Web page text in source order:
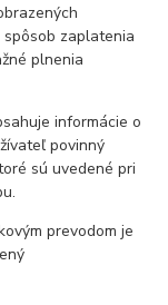
zaplatenia
plnenia
informácie o
povinný
sú uvedené pri
prevodom je